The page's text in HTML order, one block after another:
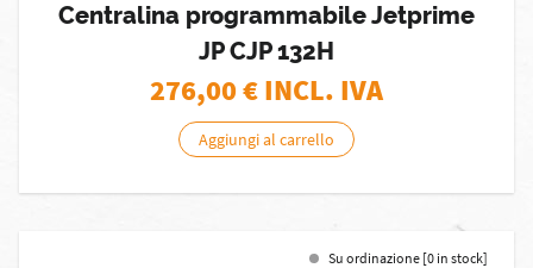
Centralina programmabile Jetprime
JP CJP 132H
276,00€ INCL. IVA
Aggiungi al carrello
Su ordinazione [0 in stock]